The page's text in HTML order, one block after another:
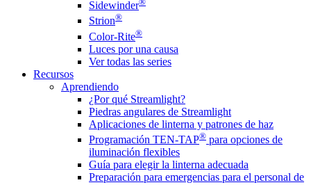
Sidewinder
Strion®
Color-Rite®
Luces por una causa
Ver todas las series
Recursos
Aprendiendo
¿Por qué Streamlight?
Piedras angulares de Streamlight
Aplicaciones de linterna y patrones de haz
Programación TEN-TAP® para opciones de
iluminación flexibles
Guía para elegir la linterna adecuada
Preparación para emergencias para el personal de